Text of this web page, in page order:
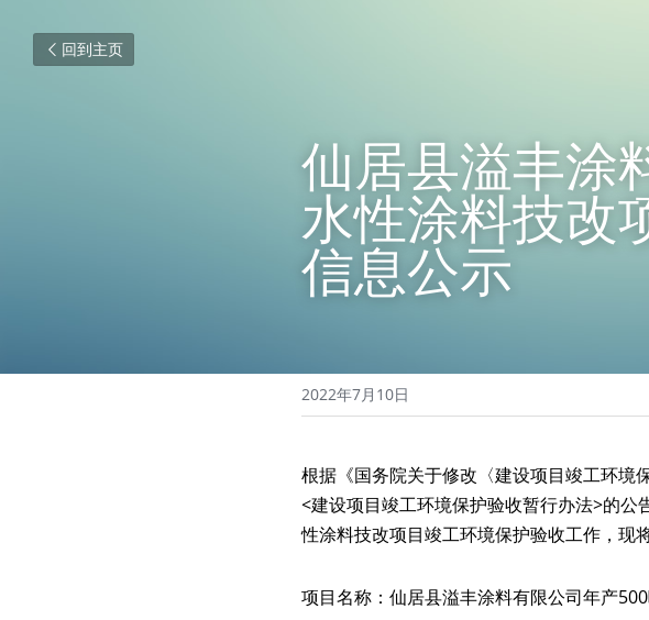
回到主页
仙居县溢丰涂
水性涂料技改
信息公示
2022年7月10日
根据《国务院关于修改〈建设项目竣工环境
<建设项目竣工环境保护验收暂行办法>的
性涂料技改项目竣工环境保护验收工作，现
项目名称：仙居县溢丰涂料有限公司年产